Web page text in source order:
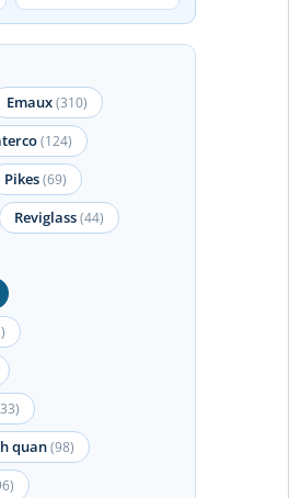
Emaux(310)
(124)
Pikes(69)
Reviglass(44)
quan(98)